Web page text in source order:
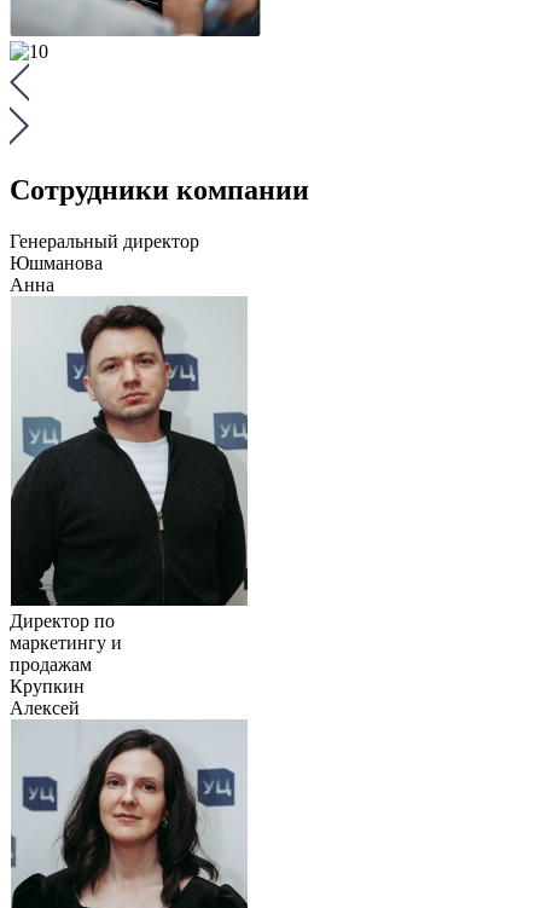
Сотрудники компании
Генеральный директор
Юшманова
Анна
Директор по
маркетингу и
продажам
Крупкин
Алексей